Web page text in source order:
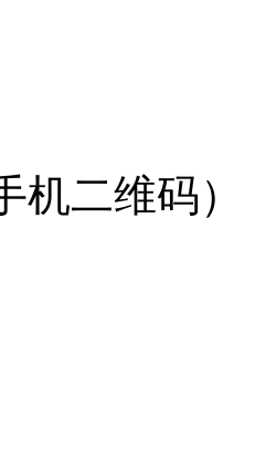
机二维码）